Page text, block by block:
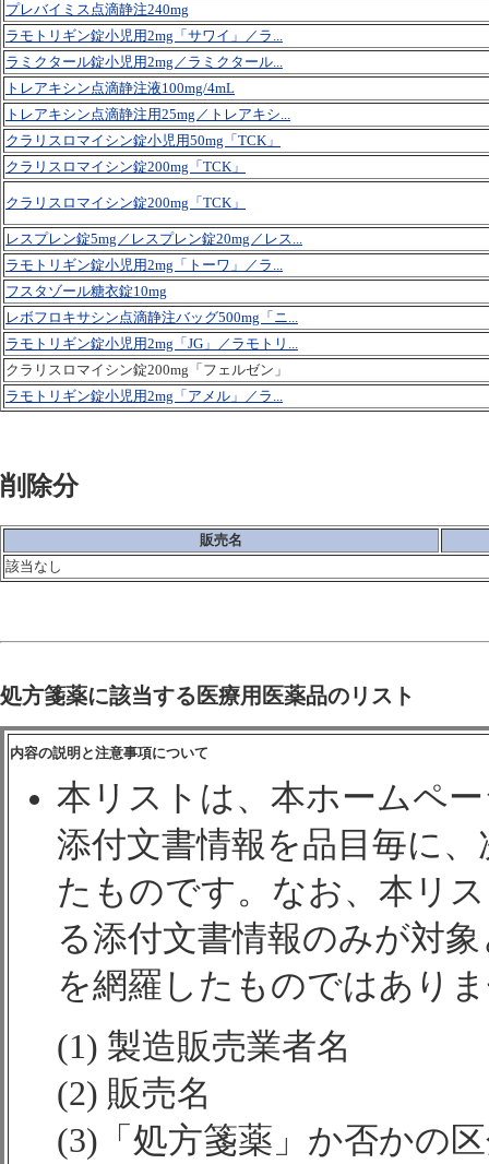
プレバイミス点滴静注240mg
ラモトリギン錠小児用2mg「サワイ」／ラ...
ラミクタール錠小児用2mg／ラミクタール...
トレアキシン点滴静注液100mg/4mL
トレアキシン点滴静注用25mg／トレアキシ...
クラリスロマイシン錠小児用50mg「TCK」
クラリスロマイシン錠200mg「TCK」
クラリスロマイシン錠200mg「TCK」
レスプレン錠5mg／レスプレン錠20mg／レス...
ラモトリギン錠小児用2mg「トーワ」／ラ...
フスタゾール糖衣錠10mg
レボフロキサシン点滴静注バッグ500mg「ニ...
ラモトリギン錠小児用2mg「JG」／ラモトリ...
クラリスロマイシン錠200mg「フェルゼン」
ラモトリギン錠小児用2mg「アメル」／ラ...
削除分
販売名
該当なし
処方箋薬に該当する医療用医薬品のリスト
内容の説明と注意事項について
本リストは、本ホームペ
添付文書情報を品目毎に
たものです。なお、本リ
る添付文書情報のみが対
を網羅したものではあり
(1) 製造販売業者名
(2) 販売名
(3)「処方箋薬」か否かの